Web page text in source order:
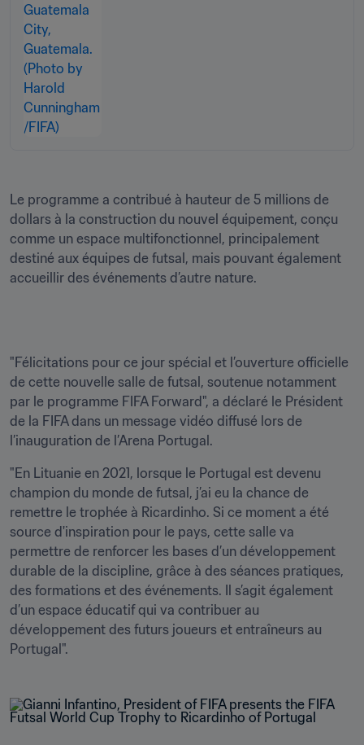
Le programme a contribué à hauteur de 5 millions de
dollars à la construction du nouvel équipement, conçu
comme un espace multifonctionnel, principalement
destiné aux équipes de futsal, mais pouvant également
accueillir des événements d’autre nature.
"Félicitations pour ce jour spécial et l’ouverture officielle
de cette nouvelle salle de futsal, soutenue notamment
par le programme FIFA Forward", a déclaré le Président
de la FIFA dans un message vidéo diffusé lors de
l’inauguration de l’Arena Portugal.
"En Lituanie en 2021, lorsque le Portugal est devenu
champion du monde de futsal, j’ai eu la chance de
remettre le trophée à Ricardinho. Si ce moment a été
source d'inspiration pour le pays, cette salle va
permettre de renforcer les bases d’un développement
durable de la discipline, grâce à des séances pratiques,
des formations et des événements. Il s’agit également
d’un espace éducatif qui va contribuer au
développement des futurs joueurs et entraîneurs au
Portugal".